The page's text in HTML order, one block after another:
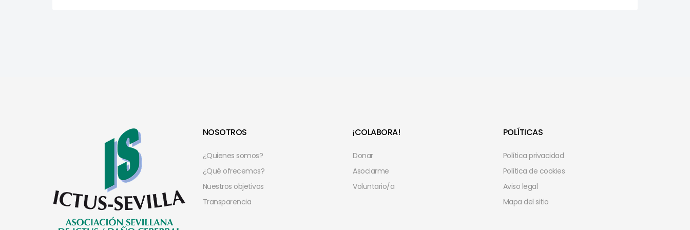
NOSOTROS
¿Quienes somos?
¿Qué ofrecemos?
Nuestros objetivos
Transparencia
¡COLABORA!
Donar
Asociarme
Voluntario/a
POLÍTICAS
Política privacidad
Política de cookies
Aviso legal
Mapa del sitio